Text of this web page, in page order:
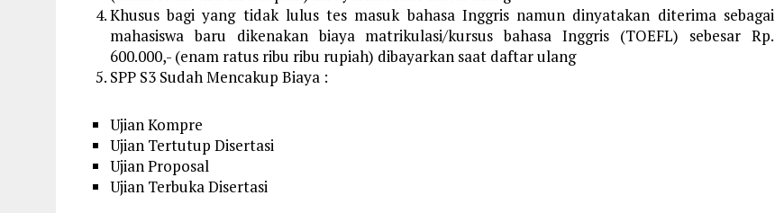
Khusus bagi yang tidak lulus tes masuk bahasa Inggris namun dinyatakan diterima sebagai
mahasiswa baru dikenakan biaya matrikulasi/kursus bahasa Inggris (TOEFL) sebesar Rp.
600.000,- (enam ratus ribu ribu rupiah) dibayarkan saat daftar ulang
SPP S3 Sudah Mencakup Biaya :
Ujian Kompre
Ujian Tertutup Disertasi
Ujian Proposal
Ujian Terbuka Disertasi